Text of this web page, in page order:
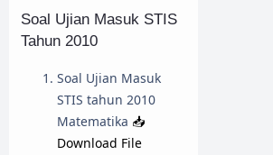
Soal Ujian Masuk STIS
Tahun 2010
Soal Ujian Masuk
STIS tahun 2010
Matematika 📥
Download File